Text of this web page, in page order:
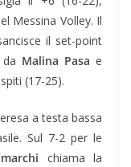
Messina Volley. Il
il set-point
Malina Pasa e
(17-25).
a testa bassa
Sul 7-2 per le
chiama la